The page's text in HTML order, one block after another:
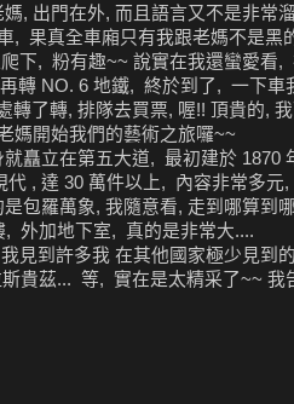
, 出門在外, 而且語言又不是非
, 果真全車廂只有我跟老媽不是
下, 粉有趣~~ 說實在我還蠻愛看
轉 NO. 6 地鐵, 終於到了, 一下
轉了轉, 排隊去買票, 喔!! 頂貴的,
媽開始我們的藝術之旅囉~~
就矗立在第五大道, 最初建於
代 , 達 30 萬件以上, 內容非常多
包羅萬象, 我隨意看, 走到哪算
外加地下室, 真的是非常大....
見到許多我 在其他國家極少見
貴茲... 等, 實在是太精采了~~ 我